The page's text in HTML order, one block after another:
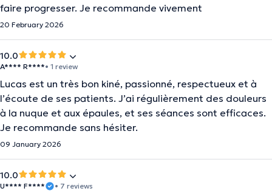
faire progresser. Je recommande vivement
20 February 2026
10.0
A**** R****• 1 review
Lucas est un très bon kiné, passionné, respectueux et à
l’écoute de ses patients. J’ai régulièrement des douleurs
à la nuque et aux épaules, et ses séances sont efficaces.
Je recommande sans hésiter.
09 January 2026
10.0
U**** F**** • 7 reviews